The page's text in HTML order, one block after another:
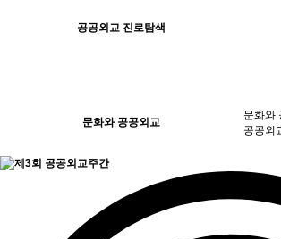
공공외교 진로탐색
문화와 공공외교
문화와
공공외